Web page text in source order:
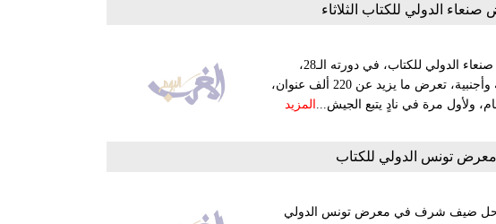
الدولي للكتاب الثلاثاء
تنطلق في العاصمة اليمنية، صنعاء، الثلاثاء المقبل، فعاليات معرض صنعاء الدولي للكتاب، في دورته الـ28،
والذي يستمر على مدار11يومًا بمشاركة 200 دار نشر محلية وعربية وأجنبية، تعرض ما يزيد عن 220 ألف عنوان،
ولأول مرة في نادٍ يتبع الجيش... المزيد
تونس الدولي للكتاب
ستحل ضيف شرف في معرض تونس الدولي